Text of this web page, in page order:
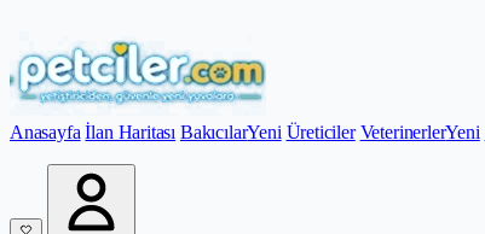
Anasayfa İlan Haritası BakıcılarYeni Üreticiler VeterinerlerYeni